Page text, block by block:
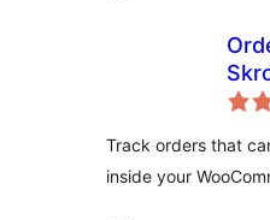
Track orders that
inside your